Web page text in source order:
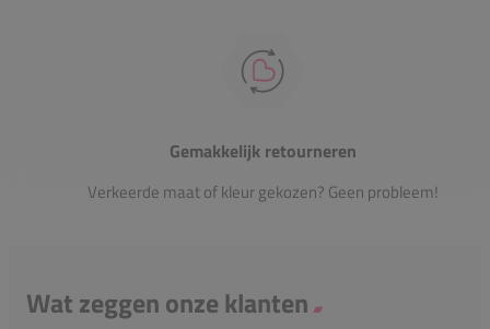
Gemakkelijk retourneren
Verkeerde maat of kleur gekozen? Geen probleem!
Wat zeggen onze klanten